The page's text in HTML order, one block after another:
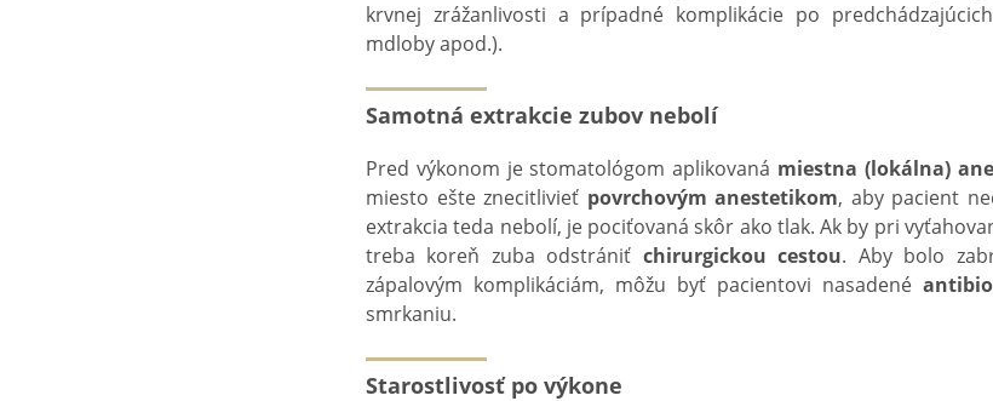
krvnej zrážanlivosti a prípadné komplikácie po
mdloby apod.).
Samotná extrakcie zubov nebolí
Pred výkonom je stomatológom aplikovaná miestna (lokálna)
miesto ešte znecitlivieť povrchovým anestetikom, aby pacient
extrakcia teda nebolí, je pociťovaná skôr ako tlak. Ak by pri
treba koreň zuba odstrániť chirurgickou cestou. Aby bolo
zápalovým komplikáciám, môžu byť pacientovi nasadené
smrkaniu.
Starostlivosť po výkone